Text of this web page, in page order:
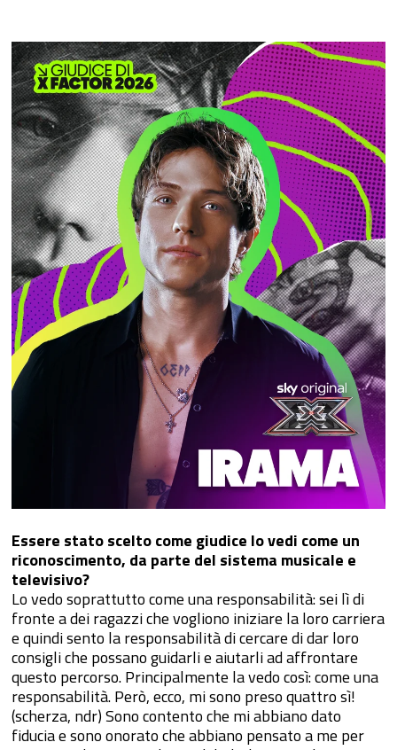
Essere stato scelto come giudice lo vedi come un
riconoscimento, da parte del sistema musicale e
televisivo?
Lo vedo soprattutto come una responsabilità: sei lì di
fronte a dei ragazzi che vogliono iniziare la loro carriera
e quindi sento la responsabilità di cercare di dar loro
consigli che possano guidarli e aiutarli ad affrontare
questo percorso. Principalmente la vedo così: come una
responsabilità. Però, ecco, mi sono preso quattro sì!
(scherza, ndr) Sono contento che mi abbiano dato
fiducia e sono onorato che abbiano pensato a me per